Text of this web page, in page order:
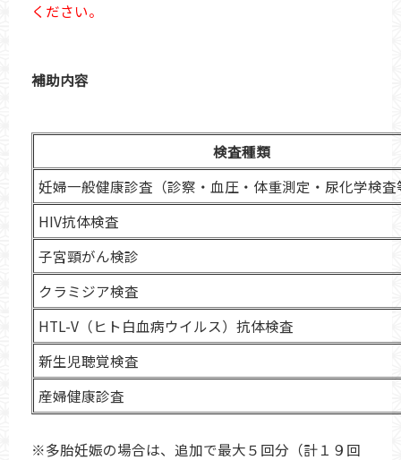
ください。
補助内容
検査種類
妊婦一般健康診査（診察・血圧・体重測定・尿化学検査
HIV抗体検査
子宮頸がん検診
クラミジア検査
HTL-V（ヒト白血病ウイルス）抗体検査
新生児聴覚検査
産婦健康診査
※多胎妊娠の場合は、追加で最大５回分（計１９回